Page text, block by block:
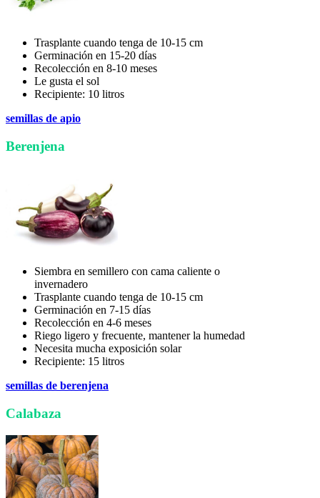
Trasplante cuando tenga de 10-15 cm
Germinación en 15-20 días
Recolección en 8-10 meses
Le gusta el sol
Recipiente: 10 litros
semillas de apio
Berenjena
Siembra en semillero con cama caliente o
invernadero
Trasplante cuando tenga de 10-15 cm
Germinación en 7-15 días
Recolección en 4-6 meses
Riego ligero y frecuente, mantener la humedad
Necesita mucha exposición solar
Recipiente: 15 litros
semillas de berenjena
Calabaza